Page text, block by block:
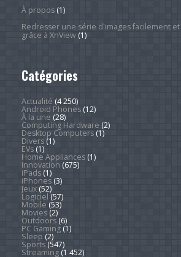
À propos(1)
Redresser une série d'images facilement
grâce à XnView(1)
Catégories
Actualité (4 250)
Android Phones(12)
À la une (28)
Computing Hardware (2)
Desktop Computers(1)
Divers(1)
EVs(1)
Home Appliances(1)
Innovation (675)
iPads(1)
iPhones(3)
Jeux(52)
Logiciel (57)
Mobile (53)
Movies(2)
Outdoors(6)
PC Gaming(1)
Sleep (2)
Sports(547)
Streaming(1 452)